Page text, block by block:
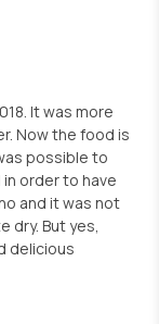
It was more
Now the food is
possible to
order to have
and it was not
dry. But yes,
delicious